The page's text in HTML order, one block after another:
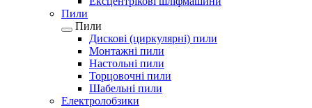
Пили
Пили
Дискові (циркулярні) пили
Монтажні пили
Настольні пили
Торцовочні пили
Шабельні пили
Електролобзики